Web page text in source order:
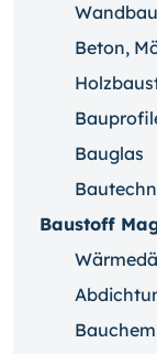
Beton,
Bauglas
Baustoff